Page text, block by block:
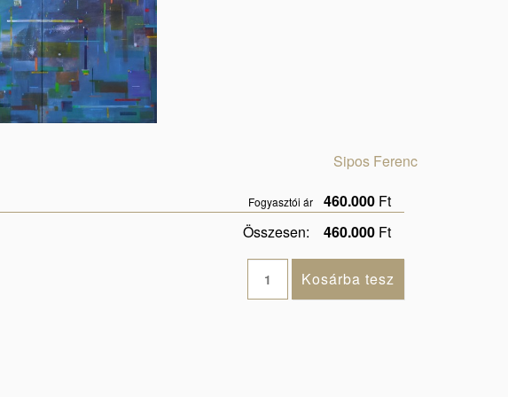
Sipos Ferenc
Fogyasztói ár 460.000 Ft
Összesen:
460.000 Ft